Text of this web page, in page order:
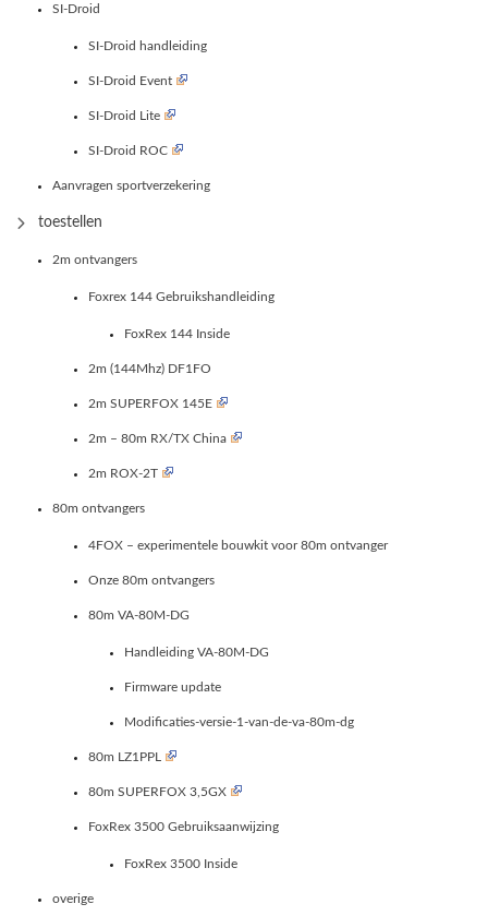
SI-Droid
SI-Droid handleiding
SI-Droid Event
SI-Droid Lite
SI-Droid ROC
Aanvragen sportverzekering
toestellen
2m ontvangers
Foxrex 144 Gebruikshandleiding
FoxRex 144 Inside
2m (144Mhz) DF1FO
2m SUPERFOX 145E
2m – 80m RX/TX China
2m ROX-2T
80m ontvangers
4FOX – experimentele bouwkit voor 80m ontvanger
Onze 80m ontvangers
80m VA-80M-DG
Handleiding VA-80M-DG
Firmware update
Modificaties-versie-1-van-de-va-80m-dg
80m LZ1PPL
80m SUPERFOX 3,5GX
FoxRex 3500 Gebruiksaanwijzing
FoxRex 3500 Inside
overige